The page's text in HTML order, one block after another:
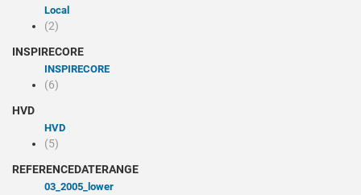
Local
(2)
INSPIRECORE
INSPIRECORE
(6)
HVD
HVD
(5)
REFERENCEDATERANGE
03_2005_lower